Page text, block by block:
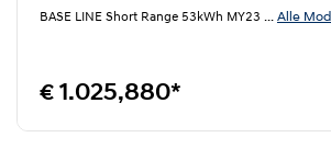
BASE LINE Short Range 53kWh MY23 ... Alle
€ 1.025,880*